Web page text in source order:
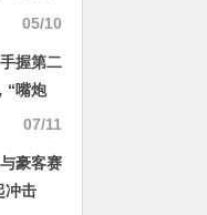
生涯斩
05/10
握第二
“嘴炮
07/11
豪客赛
冲击